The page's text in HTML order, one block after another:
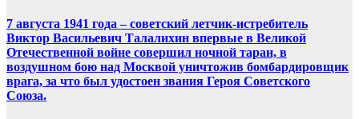
7 августа 1941 года – советский летчик-истребитель
Виктор Васильевич Талалихин впервые в Великой
Отечественной войне совершил ночной таран, в
воздушном бою над Москвой уничтожив бомбардировщик
врага, за что был удостоен звания Героя Советского
Союза.